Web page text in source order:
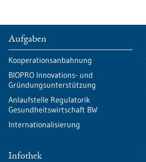
Aufgaben
Kooperationsanbahnung
BIOPRO Innovations- und
Gründungsunterstützung
Anlaufstelle Regulatorik
Gesundheitswirtschaft BW
Internationalisierung
Infothek